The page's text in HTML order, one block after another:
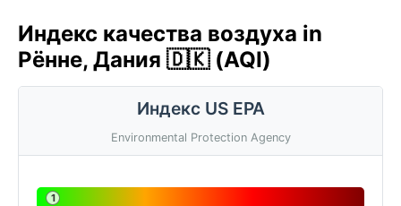
Индекс качества воздуха in
Рённе, Дания 🇩🇰 (AQI)
Индекс US EPA
Environmental Protection Agency
1